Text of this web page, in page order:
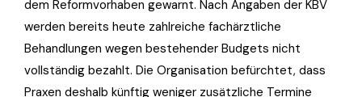
dem Reformvorhaben gewarnt. Nach Angaben der KBV
werden bereits heute zahlreiche fachärztliche
Behandlungen wegen bestehender Budgets nicht
vollständig bezahlt. Die Organisation befürchtet, dass
Praxen deshalb künftig weniger zusätzliche Termine